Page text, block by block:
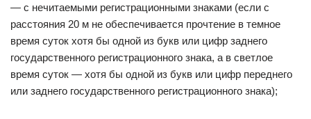
— с нечитаемыми регистрационными знаками (если с
расстояния 20 м не обеспечивается прочтение в темное
время суток хотя бы одной из букв или цифр заднего
государственного регистрационного знака, а в светлое
время суток — хотя бы одной из букв или цифр переднего
или заднего государственного регистрационного знака);